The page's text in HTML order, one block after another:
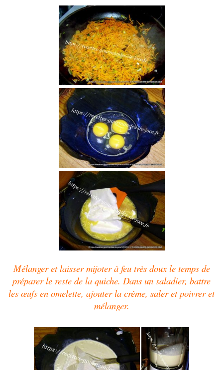
Mélanger et laisser mijoter à feu très doux le temps de
préparer le reste de la quiche. Dans un saladier, battre
les œufs en omelette, ajouter la crème, saler et poivrer et
mélanger.